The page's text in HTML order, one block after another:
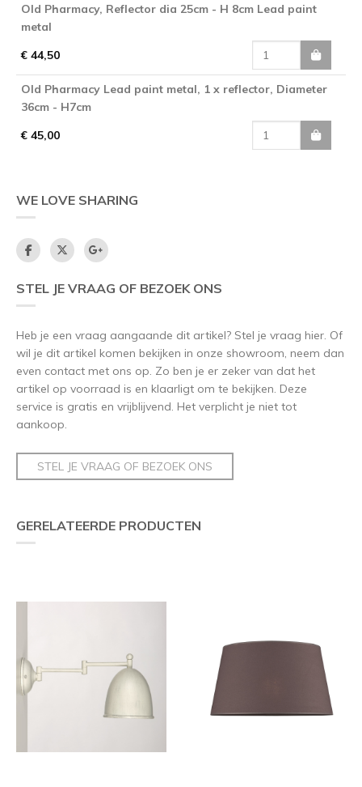
Old Pharmacy, Reflector dia 25cm - H 8cm Lead paint
metal
€ 44,50
Old Pharmacy Lead paint metal, 1 x reflector, Diameter
36cm - H7cm
€ 45,00
WE LOVE SHARING
STEL JE VRAAG OF BEZOEK ONS
Heb je een vraag aangaande dit artikel? Stel je vraag hier. Of
wil je dit artikel komen bekijken in onze showroom, neem dan
even contact met ons op. Zo ben je er zeker van dat het
artikel op voorraad is en klaarligt om te bekijken. Deze
service is gratis en vrijblijvend. Het verplicht je niet tot
aankoop.
STEL JE VRAAG OF BEZOEK ONS
GERELATEERDE PRODUCTEN